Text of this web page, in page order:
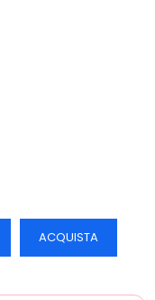
ACQUISTA